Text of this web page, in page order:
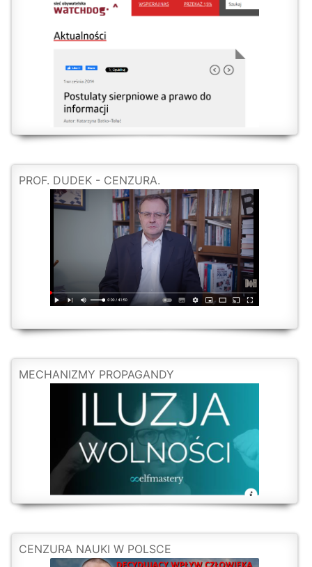
PROF. DUDEK - CENZURA.
MECHANIZMY PROPAGANDY
CENZURA NAUKI W POLSCE